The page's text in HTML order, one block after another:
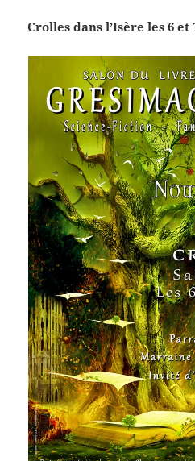
Crolles dans l’Isère les 6 et